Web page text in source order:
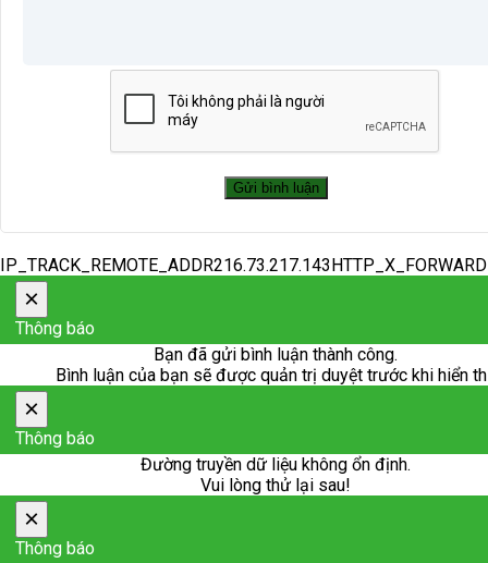
×
Thông báo
Bạn đã gửi bình luận thành công.
Bình luận của bạn sẽ được quản trị duyệt trước khi hiển
×
Thông báo
Đường truyền dữ liệu không ổn định.
Vui lòng thử lại sau!
×
Thông báo